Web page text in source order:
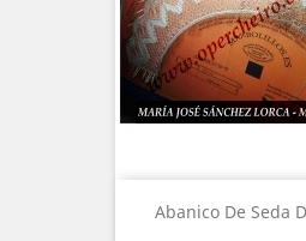
Abanico De Seda